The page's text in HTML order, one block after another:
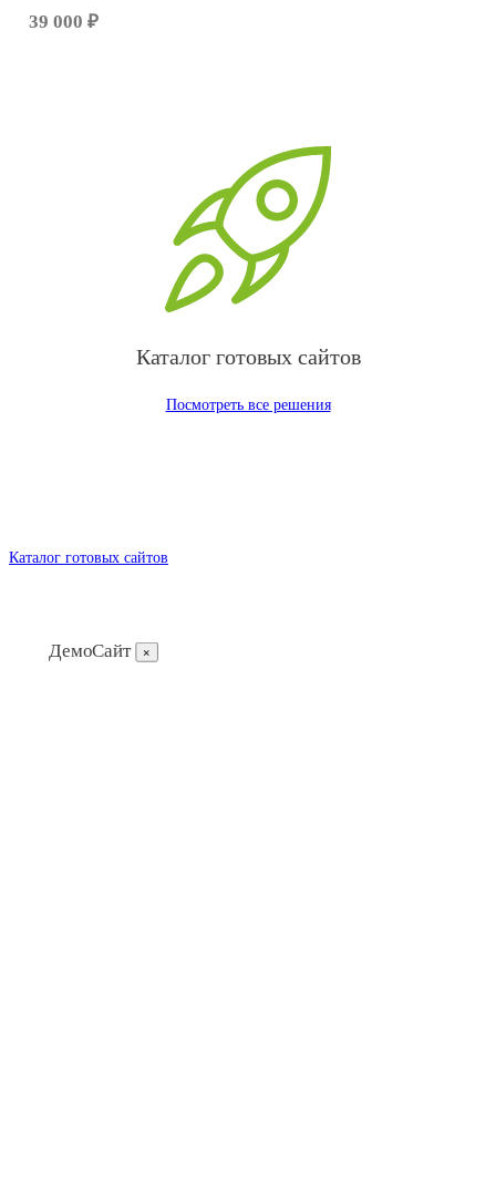
39 000 ₽
Каталог готовых сайтов
Посмотреть все решения
Каталог готовых сайтов
ДемоСайт ×